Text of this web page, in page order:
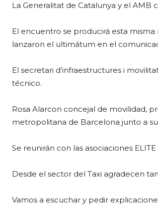
La Generalitat de Catalunya y el
El encuentro se producirá esta misma
lanzaron el ultimátum en el
El secretari d’infraestructures i
técnico.
Rosa Alarcon concejal de movilidad,
metropolitana de Barcelona junto a
Se reunirán con las asociaciones ELITE
Desde el sector del Taxi agradecen
Vamos a escuchar y pedir